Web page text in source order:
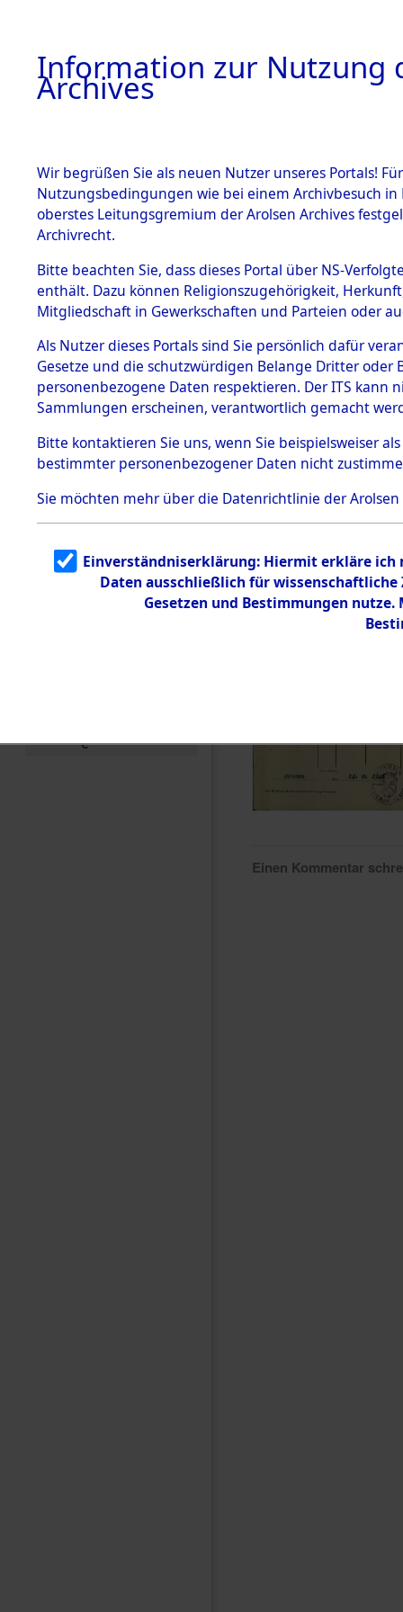
BESTÄNDE
1.
mente
5. Verschiedenes
5.3
Todesmärsche
5.3.1 Alliierte
Erhebungen
zu
Todesmärsch
en
5.3.2
g
5.3.3
Todesmärsch
e
- Sieber
Einen Kommentar
Information zur Nutzung
Archives
Wir begrüßen Sie als neuen Nutzer unseres Portals!
Nutzungsbedingungen wie bei einem Archivbesuch
oberstes Leitungsgremium der Arolsen Archives
Archivrecht.
Bitte beachten Sie, dass dieses Portal über NS-
enthält. Dazu können Religionszugehörigkeit,
Mitgliedschaft in Gewerkschaften und Parteien oder
Als Nutzer dieses Portals sind Sie persönlich dafür
Gesetze und die schutzwürdigen Belange Dritter
personenbezogene Daten respektieren. Der ITS
Sammlungen erscheinen, verantwortlich gemacht
Bitte kontaktieren Sie uns, wenn Sie beispielsweiser
bestimmter personenbezogener Daten nicht
Sie möchten mehr über die Datenrichtlinie der Arolsen
Einverständniserklärung: Hiermit erkläre ich
Daten ausschließlich für
Gesetzen und Bestimmungen